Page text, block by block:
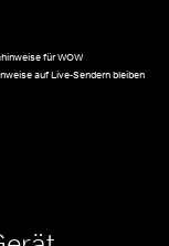
für WOW
auf Live-Sendern bleiben